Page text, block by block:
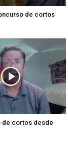
de cortos
de cortos desde